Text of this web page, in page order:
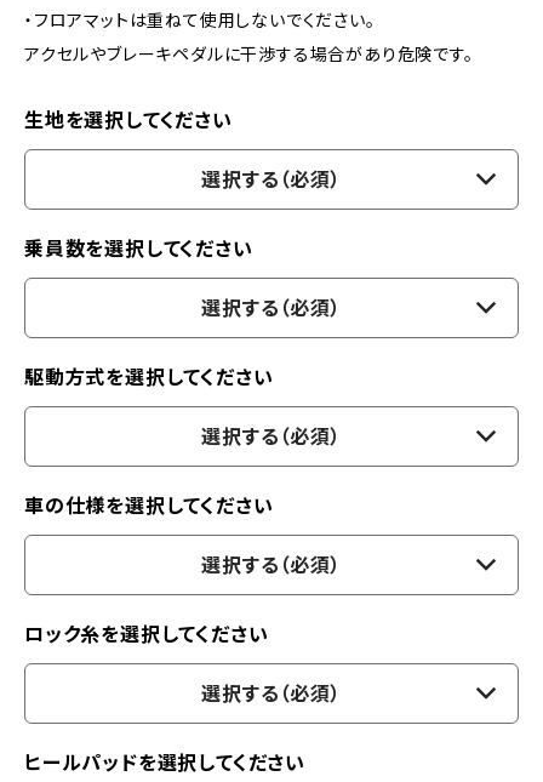
・フロアマットは重ねて使用しないでください。
アクセルやブレーキペダルに干渉する場合があり危険です。
生地を選択してください
選択する（必須）
乗員数を選択してください
選択する（必須）
駆動方式を選択してください
選択する（必須）
車の仕様を選択してください
選択する（必須）
ロック糸を選択してください
選択する（必須）
ヒールパッドを選択してください